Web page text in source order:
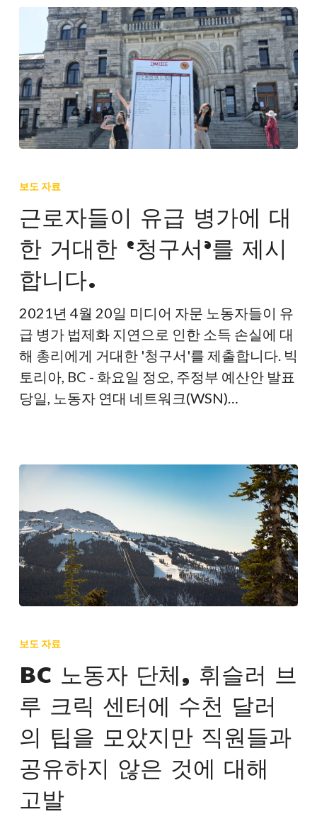
성
문
조
사
실
시
로
들
이
유
급
병
가
에
대
한
‘청
서’를
제
시
합
니
보도 자료
근로자들이 유급 병가에 대
한 거대한 ‘청구서’를 제시
합니다.
2021년 4월 20일 미디어 자문 노동자들이 유
급 병가 법제화 지연으로 인한 소득 손실에 대
해 총리에게 거대한 '청구서'를 제출합니다. 빅
토리아, BC - 화요일 정오, 주정부 예산안 발표
당일, 노동자 연대 네트워크(WSN)…
노
자
단
체,
휘
슬
브
보도 자료
BC 노동자 단체, 휘슬러 브
루 크릭 센터에 수천 달러
의 팁을 모았지만 직원들과
공유하지 않은 것에 대해
고발